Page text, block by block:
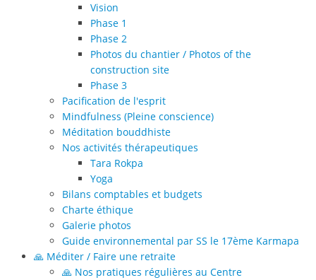
Vision
Phase 1
Phase 2
Photos du chantier / Photos of the
construction site
Phase 3
Pacification de l'esprit
Mindfulness (Pleine conscience)
Méditation bouddhiste
Nos activités thérapeutiques
Tara Rokpa
Yoga
Bilans comptables et budgets
Charte éthique
Galerie photos
Guide environnemental par SS le 17ème Karmapa
🙏 Méditer / Faire une retraite
🙏 Nos pratiques régulières au Centre